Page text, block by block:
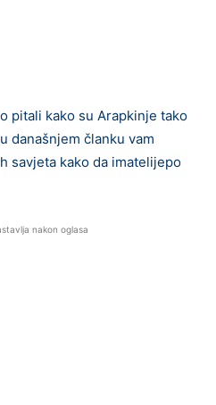
pitali kako su Arapkinje tako
današnjem članku vam
savjeta kako da imatelijepo
nakon oglasa